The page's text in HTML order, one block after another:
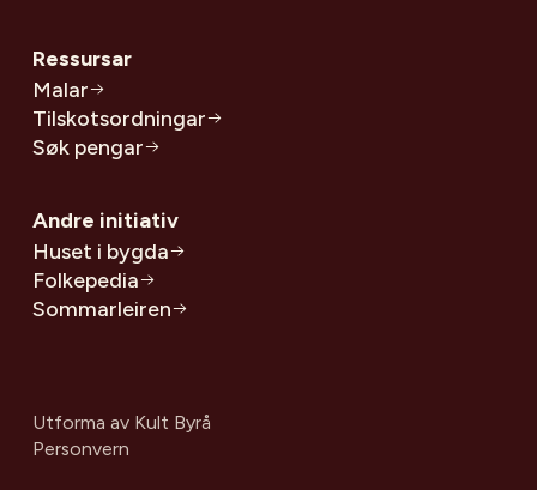
Ressursar
Malar
Tilskotsordningar
Søk pengar
Andre initiativ
Huset i bygda
Folkepedia
Sommarleiren
Utforma av Kult Byrå
Personvern